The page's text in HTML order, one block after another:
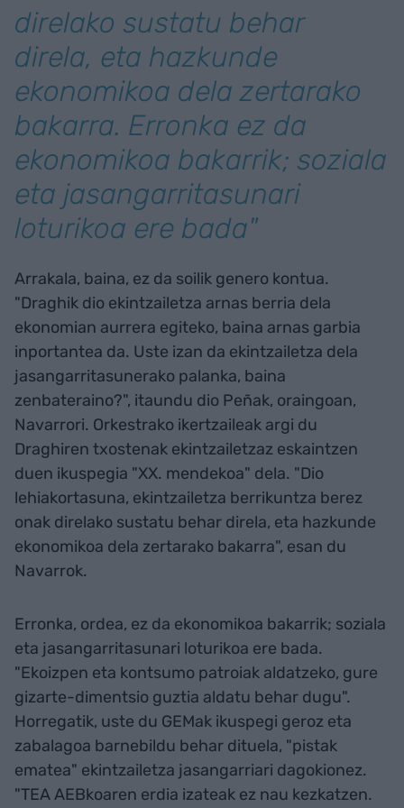
direlako sustatu behar
direla, eta hazkunde
ekonomikoa dela zertarako
bakarra. Erronka ez da
ekonomikoa bakarrik; soziala
eta jasangarritasunari
loturikoa ere bada"
Arrakala, baina, ez da soilik genero kontua.
"Draghik dio ekintzailetza arnas berria dela
ekonomian aurrera egiteko, baina arnas garbia
inportantea da. Uste izan da ekintzailetza dela
jasangarritasunerako palanka, baina
zenbateraino?", itaundu dio Peñak, oraingoan,
Navarrori. Orkestrako ikertzaileak argi du
Draghiren txostenak ekintzailetzaz eskaintzen
duen ikuspegia "XX. mendekoa" dela. "Dio
lehiakortasuna, ekintzailetza berrikuntza berez
onak direlako sustatu behar direla, eta hazkunde
ekonomikoa dela zertarako bakarra", esan du
Navarrok.
Erronka, ordea, ez da ekonomikoa bakarrik; soziala
eta jasangarritasunari loturikoa ere bada.
"Ekoizpen eta kontsumo patroiak aldatzeko, gure
gizarte-dimentsio guztia aldatu behar dugu".
Horregatik, uste du GEMak ikuspegi geroz eta
zabalagoa barnebildu behar dituela, "pistak
ematea" ekintzailetza jasangarriari dagokionez.
"TEA AEBkoaren erdia izateak ez nau kezkatzen.